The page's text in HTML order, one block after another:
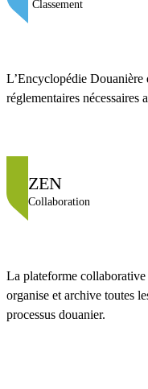
Classement
L’Encyclopédie Douanière
réglementaires nécessaires
ZEN
Collaboration
La plateforme
organise et archive toutes
processus douanier.